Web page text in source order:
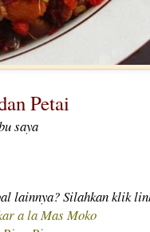
Petai
usaya
lainnya? Silahkan klik
a la Mas Moko